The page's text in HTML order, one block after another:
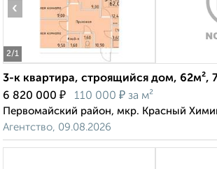
2/1
‹
3-к квартира, строящийся дом, 62м²,
6 820 000 ₽ 110 000 ₽ за м²
Первомайский район, мкр. Красный
Агентство, 09.08.2026